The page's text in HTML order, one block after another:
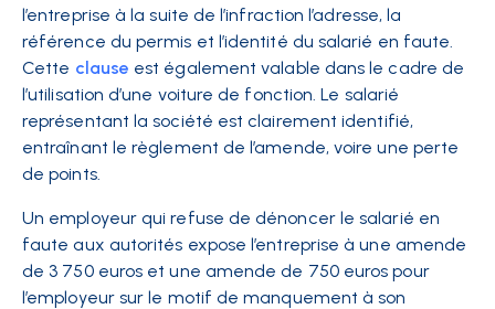
l’entreprise à la suite de l’infraction l’adresse, la
référence du permis et l’identité du salarié en faute.
Cette clause est également valable dans le cadre de
l’utilisation d’une voiture de fonction. Le salarié
représentant la société est clairement identifié,
entraînant le règlement de l’amende, voire une perte
de points.
Un employeur qui refuse de dénoncer le salarié en
faute aux autorités expose l’entreprise à une amende
de 3 750 euros et une amende de 750 euros pour
l’employeur sur le motif de manquement à son